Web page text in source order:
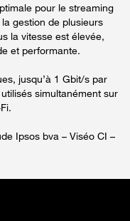
pour le streaming
gestion de plusieurs
la vitesse est élevée,
et performante.
jusqu’à 1 Gbit/s par
simultanément sur
Ipsos bva – Viséo CI –